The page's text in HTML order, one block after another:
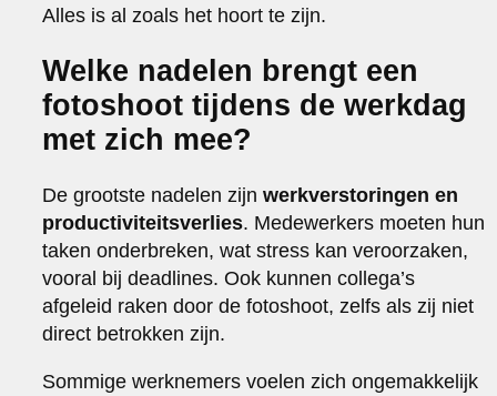
Alles is al zoals het hoort te zijn.
Welke nadelen brengt een
fotoshoot tijdens de werkdag
met zich mee?
De grootste nadelen zijnwerkverstoringen en
productiviteitsverlies. Medewerkers moeten hun
taken onderbreken, wat stress kan veroorzaken,
vooral bij deadlines. Ook kunnen collega’s
afgeleid raken door de fotoshoot, zelfs als zij niet
direct betrokken zijn.
Sommige werknemers voelen zich ongemakkelijk